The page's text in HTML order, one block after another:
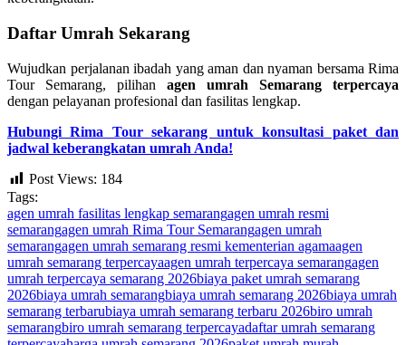
Daftar Umrah Sekarang
Wujudkan perjalanan ibadah yang aman dan nyaman bersama Rima
Tour Semarang, pilihan agen umrah Semarang terpercaya
dengan pelayanan profesional dan fasilitas lengkap.
Hubungi Rima Tour sekarang untuk konsultasi paket dan
jadwal keberangkatan umrah Anda!
Post Views: 184
Tags:
agen umrah fasilitas lengkap semarangagen umrah resmi
semarangagen umrah Rima Tour Semarangagen umrah
semarangagen umrah semarang resmi kementerian agamaagen
umrah semarang terpercayaagen umrah terpercaya semarangagen
umrah terpercaya semarang 2026biaya paket umrah semarang
2026biaya umrah semarangbiaya umrah semarang 2026biaya umrah
semarang terbarubiaya umrah semarang terbaru 2026biro umrah
semarangbiro umrah semarang terpercayadaftar umrah semarang